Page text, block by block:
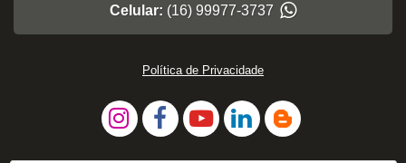
Celular: (16) 99977-3737
Política de Privacidade